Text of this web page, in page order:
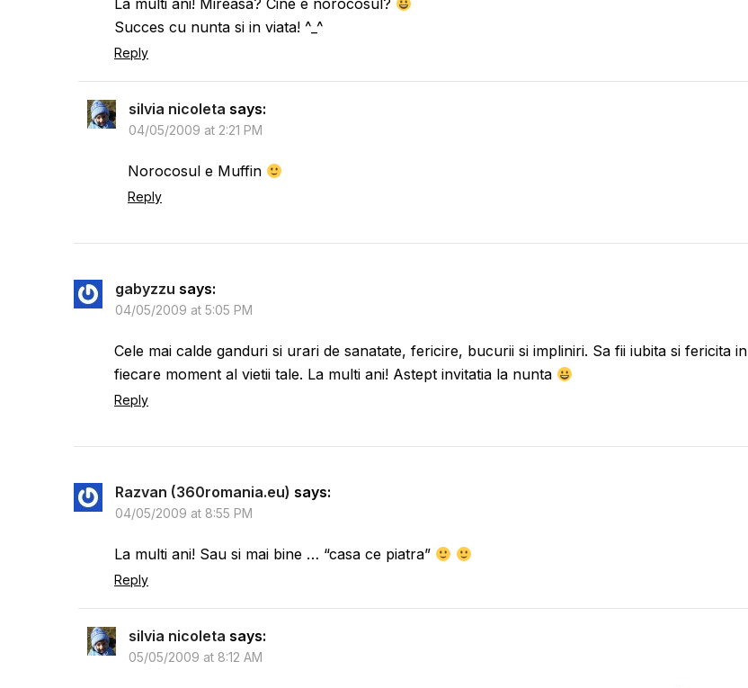
La multi ani! Mireasa? Cine e norocosul?
Succes cu nunta si in viata! ^_^
Reply
silvia nicoleta says:
04/05/2009 at 2:21 PM
Norocosul e Muffin
Reply
gabyzzu says:
04/05/2009 at 5:05 PM
Cele mai calde ganduri si urari de sanatate, fericire, bucurii si impliniri. Sa fii iubita si fericita in
fiecare moment al vietii tale. La multi ani! Astept invitatia la nunta
Reply
Razvan (360romania.eu) says:
04/05/2009 at 8:55 PM
La multi ani! Sau si mai bine … “casa ce piatra”
Reply
silvia nicoleta says:
05/05/2009 at 8:12 AM